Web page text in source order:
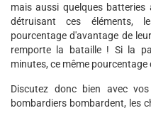
mais aussi quelques batteries
détruisant ces éléments,
pourcentage d'avantage de
remporte la bataille ! Si la
minutes, ce même
Discutez donc bien avec
bombardiers bombardent, les